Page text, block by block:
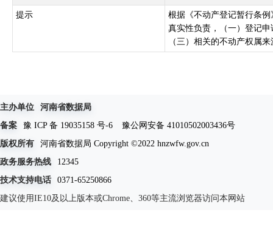
提示
根据《不动产登记暂行条
真实性负责，（一）登记
（三）相关的不动产权属
主办单位
河南省数据局
备案
豫 ICP 备 19035158 号-6
豫公网安备 41010502003436号
版权所有
河南省数据局 Copyright ©2022 hnzwfw.gov.cn
政务服务热线
12345
技术支持电话
0371-65250866
建议使用IE10及以上版本或Chrome、360等主流浏览器访问本网站